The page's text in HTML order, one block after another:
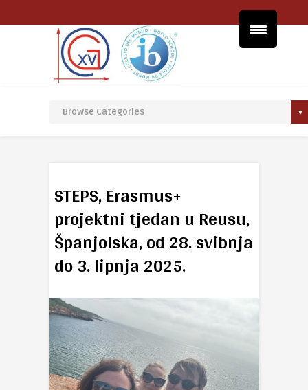
STEPS, Erasmus+
projektni tjedan u Reusu,
Španjolska, od 28. svibnja
do 3. lipnja 2025.